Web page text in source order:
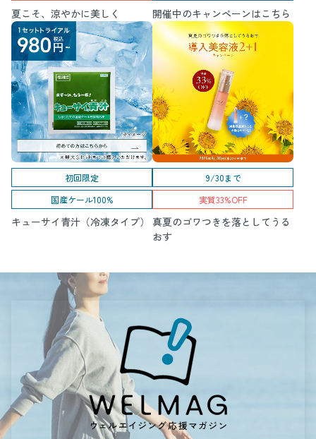
夏こそ、涼やかに美しく 開催中のキャンペーンはこちら
初回限定
国産ケール100%
キューサイ青汁（冷凍タイプ）
9/30まで
実質33%OFF
真夏のゴワつきを落としてうる
おす